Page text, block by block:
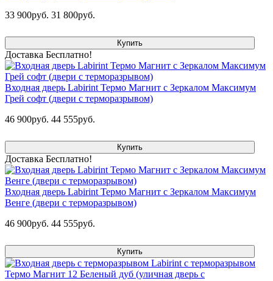
33 900руб. 31 800руб.
Купить
Доставка Бесплатно!
Входная дверь Labirint Термо Магнит с Зеркалом Максимум
Грей софт (двери с терморазрывом)
46 900руб. 44 555руб.
Купить
Доставка Бесплатно!
Входная дверь Labirint Термо Магнит с Зеркалом Максимум
Венге (двери с терморазрывом)
46 900руб. 44 555руб.
Купить